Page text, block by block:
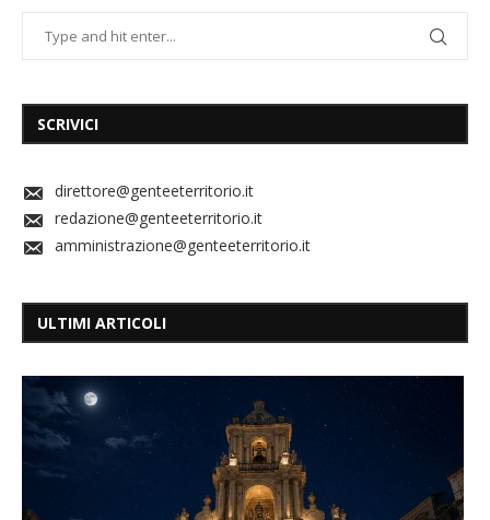
SCRIVICI
direttore@genteeterritorio.it
redazione@genteeterritorio.it
amministrazione@genteeterritorio.it
ULTIMI ARTICOLI